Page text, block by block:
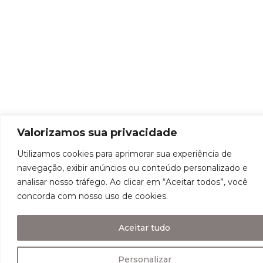
Valorizamos sua privacidade
Utilizamos cookies para aprimorar sua experiência de
navegação, exibir anúncios ou conteúdo personalizado e
analisar nosso tráfego. Ao clicar em “Aceitar todos”, você
concorda com nosso uso de cookies.
Personalizar
Aceitar tudo